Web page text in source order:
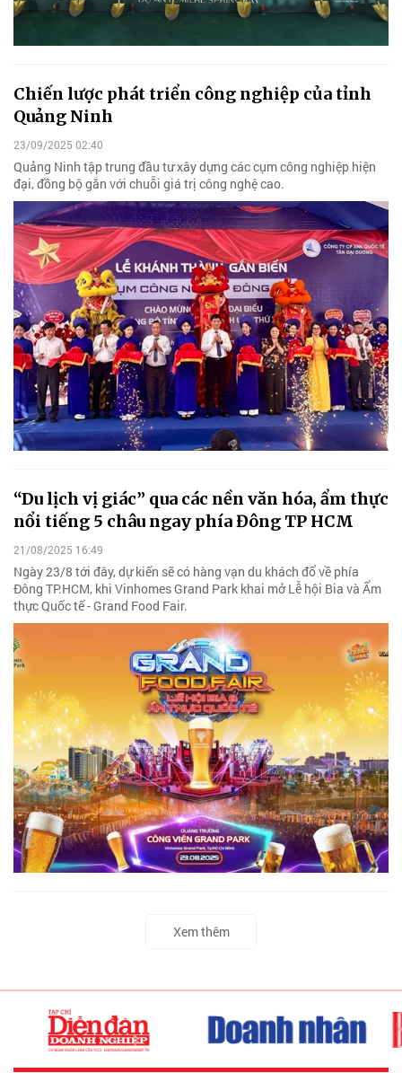
Chiến lược phát triển công nghiệp của tỉnh
Quảng Ninh
23/09/2025 02:40
Quảng Ninh tập trung đầu tư xây dựng các cụm công nghiệp hiện
đại, đồng bộ gắn với chuỗi giá trị công nghệ cao.
“Du lịch vị giác” qua các nền văn hóa, ẩm thực
nổi tiếng 5 châu ngay phía Đông TP HCM
21/08/2025 16:49
Ngày 23/8 tới đây, dự kiến sẽ có hàng vạn du khách đổ về phía
Đông TP.HCM, khi Vinhomes Grand Park khai mở Lễ hội Bia và Ẩm
thực Quốc tế - Grand Food Fair.
Xem thêm